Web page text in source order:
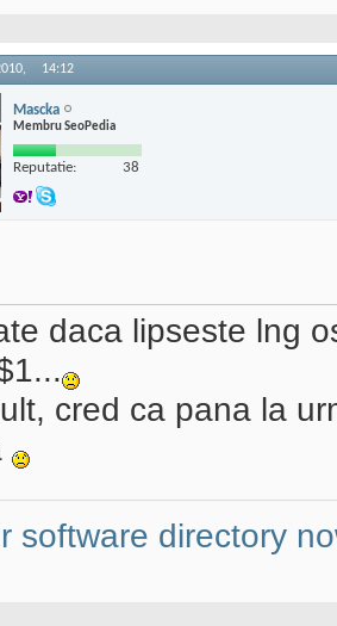
14:12
Mascka
Membru SeoPedia
Reputatie: 38
daca lipseste lng
cred ca pana la
software directory